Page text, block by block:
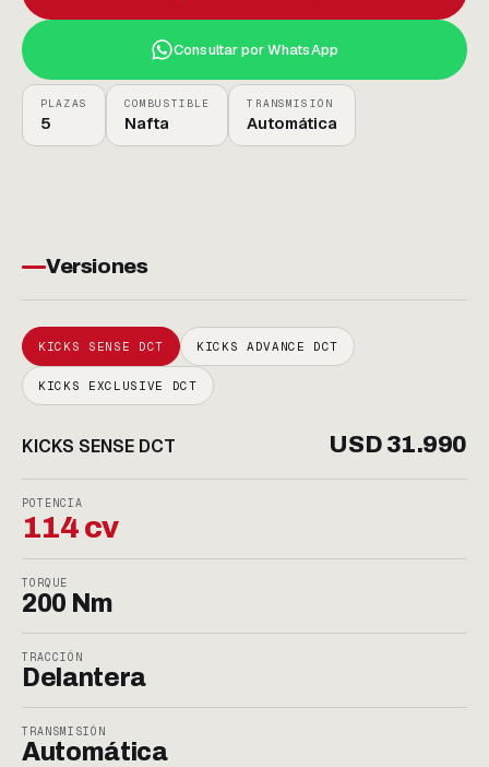
Consultar por WhatsApp
PLAZAS
5
COMBUSTIBLE
Nafta
TRANSMISIÓN
Automática
Versiones
KICKS SENSE DCT KICKS ADVANCE DCT
KICKS EXCLUSIVE DCT
KICKS SENSE DCT USD 31.990
POTENCIA
114 cv
TORQUE
200 Nm
TRACCIÓN
Delantera
TRANSMISIÓN
Automática